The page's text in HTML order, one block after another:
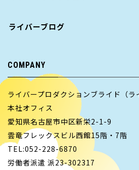
ライバーブログ
COMPANY
ライバープロダクションブライド（ラ
本社オフィス
愛知県名古屋市中区新栄2-1-9
雲竜フレックスビル西館15階・7階
TEL:052-228-6870
労働者派遣 派23-302317